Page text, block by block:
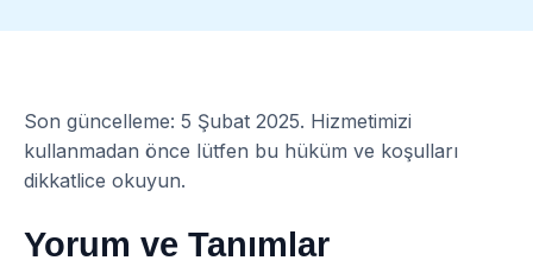
Son güncelleme: 5 Şubat 2025. Hizmetimizi
kullanmadan önce lütfen bu hüküm ve koşulları
dikkatlice okuyun.
Yorum ve Tanımlar